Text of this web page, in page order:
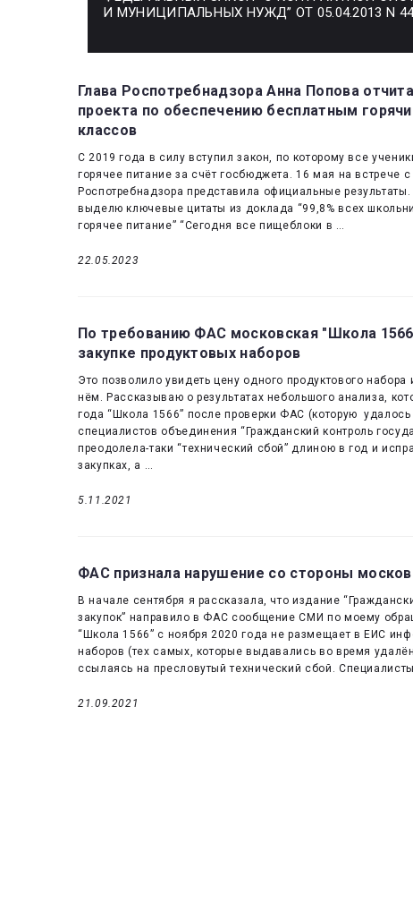
И МУНИЦИПАЛЬНЫХ НУЖД” ОТ 05.04.2013 N
Search
Results
for:
Дарья
Бурлакова
Глава Роспотребнадзора Анна Попова
проекта по обеспечению бесплатным
классов
С 2019 года в силу вступил закон, по которому все
горячее питание за счёт госбюджета. 16 мая на встрече
Роспотребнадзора представила официальные
выделю ключевые цитаты из доклада “99,8% всех
горячее питание” “Сегодня все пищеблоки в …
22.05.2023
По требованию ФАС московская "Школа
закупке продуктовых наборов
Это позволило увидеть цену одного продуктового набора
нём. Рассказываю о результатах небольшого анализа,
года “Школа 1566” после проверки ФАС (которую
специалистов объединения “Гражданский контроль
преодолела-таки “технический сбой” длиною в год и
закупках, а …
5.11.2021
ФАС признала нарушение со стороны
В начале сентября я рассказала, что издание
закупок” направило в ФАС сообщение СМИ по моему
“Школа 1566” с ноября 2020 года не размещает в ЕИС
наборов (тех самых, которые выдавались во время
ссылаясь на пресловутый технический сбой.
21.09.2021